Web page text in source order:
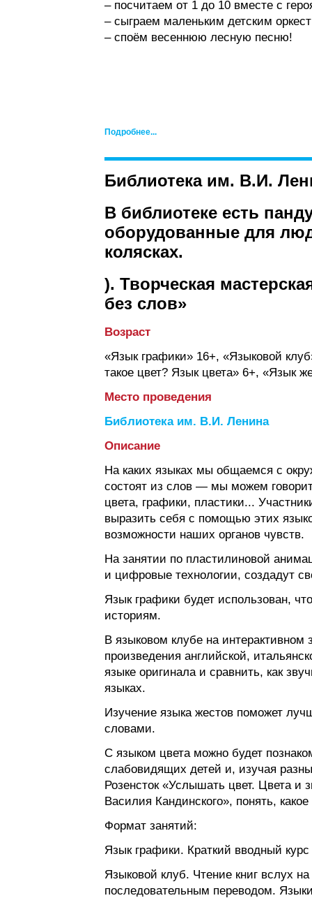
– посчитаем от 1 до 10 вместе с
– сыграем маленьким детским
– споём весеннюю лесную песню!
Подробнее...
Библиотека им. В.И.
В библиотеке есть
оборудованные для
колясках.
). Творческая
без слов»
Возраст
«Язык графики» 16+, «Языковой
такое цвет? Язык цвета» 6+, «Язык
Место проведения
Библиотека им. В.И. Ленина
Описание
На каких языках мы общаемся с
состоят из слов — мы можем
цвета, графики, пластики...
выразить себя с помощью этих
возможности наших органов чувств.
На занятии по пластилиновой
и цифровые технологии, создадут
Язык графики будет использован,
историям.
В языковом клубе на
произведения английской,
языке оригинала и сравнить, как
языках.
Изучение языка жестов поможет
словами.
С языком цвета можно будет
слабовидящих детей и, изучая
Розенсток «Услышать цвет. Цвета и
Василия Кандинского», понять,
Формат занятий:
Язык графики. Краткий вводный
Языковой клуб. Чтение книг вслух
последовательным переводом.